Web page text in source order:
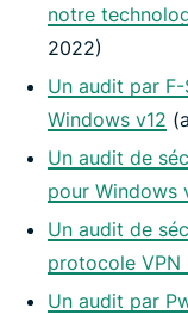
notre
2022)
Un audit par
Windows v12
Un audit de
pour Windows
Un audit de
protocole VPN
Un audit par